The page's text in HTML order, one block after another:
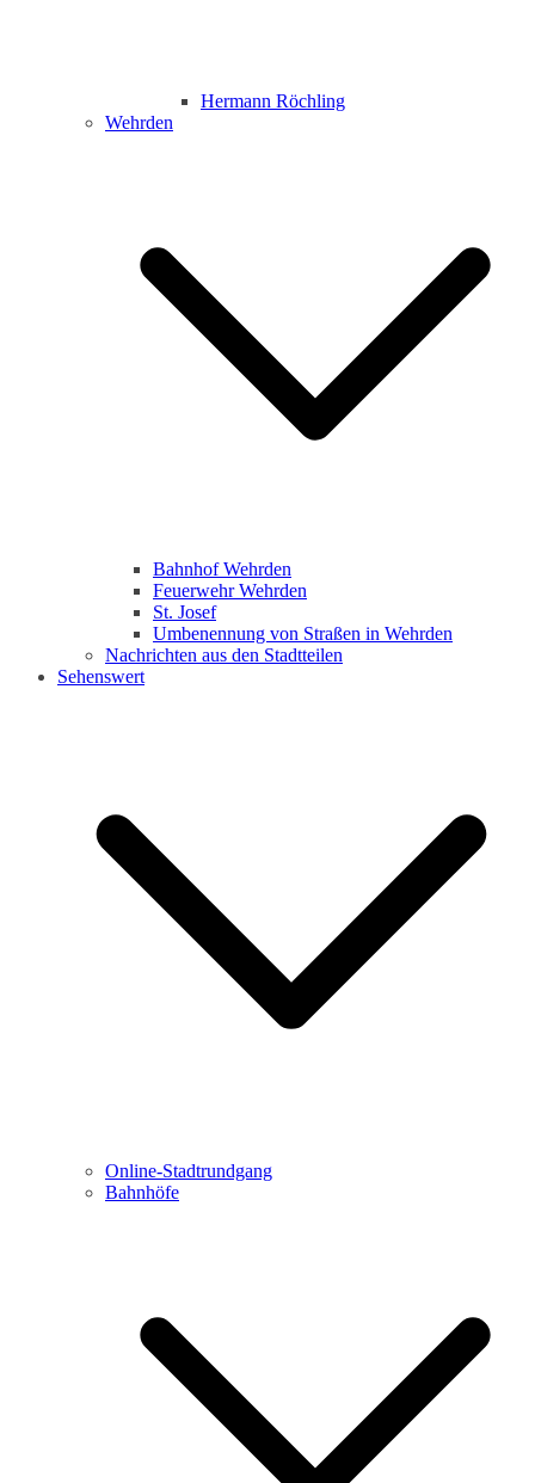
Hermann Röchling
Wehrden
Bahnhof Wehrden
Feuerwehr Wehrden
St. Josef
Umbenennung von Straßen in Wehrden
Nachrichten aus den Stadtteilen
Sehenswert
Online-Stadtrundgang
Bahnhöfe